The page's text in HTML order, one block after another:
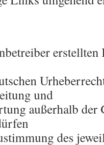
und
außerhalb der
des